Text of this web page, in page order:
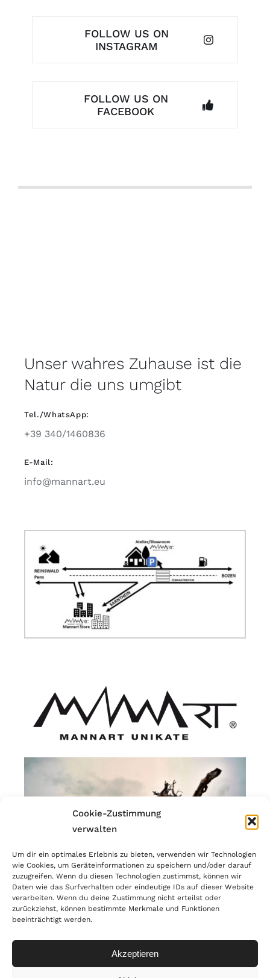
Cookie-Zustimmung
verwalten
Um dir ein optimales Erlebnis zu bieten, verwenden wir Technologien
wie Cookies, um Geräteinformationen zu speichern und/oder darauf
zuzugreifen. Wenn du diesen Technologien zustimmst, können wir
Daten wie das Surfverhalten oder eindeutige IDs auf dieser Website
verarbeiten. Wenn du deine Zustimmung nicht erteilst oder
zurückziehst, können bestimmte Merkmale und Funktionen
beeinträchtigt werden.
Akzeptieren
FOLLOW US ON
INSTAGRAM
FOLLOW US ON
FACEBOOK
Unser wahres Zuhause ist die
Natur die uns umgibt
Tel./WhatsApp:
+39 340/1460836
E-Mail:
info@mannart.eu
IT02866190214 |PRIVACY